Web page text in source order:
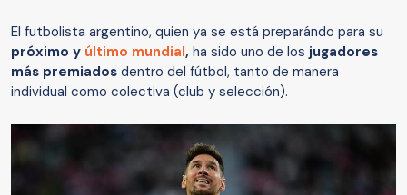
El futbolista argentino, quien ya se está preparándo para su
próximo y último mundial, ha sido uno de los jugadores
más premiados dentro del fútbol, tanto de manera
individual como colectiva (club y selección).